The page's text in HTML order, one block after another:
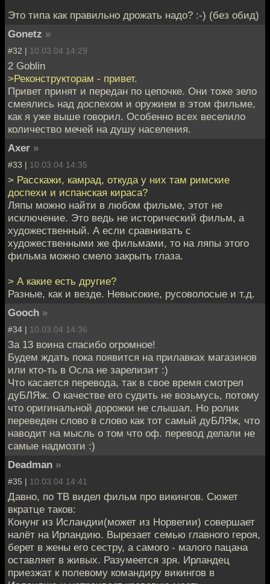
Это типа как правильно дрожать надо? :-) (без обид)
Gonetz »
#32 | 10.03.04 14:29
2 Goblin
>Реконструкторам - привет.
Привет принят и передан по цепочке. Они тоже зело
смеялись над доспехом и оружием в этом фильме,
как я уже выше говорил. Особенно всех веселило
количество мечей на душу населения.
Axer »
#33 | 10.03.04 14:35
> Расскажи, камрад, откуда у них там римские
доспехи и испанская кираса?
Ляпы можно найти в любом фильме, этот не
исключение. Это ведь не исторический фильм, а
художественный. А если сравнивать с
художественными же фильмами, то на ляпы этого
фильма можно смело закрыть глаза.
> А какие есть другие?
Разные, как и везде. Невысокие, русоволосые и т.д.
Gooch »
#34 | 10.03.04 14:36
За 13 воина спасибо огромное!
Будем ждать пока появится на прилавках магазинов
или кто-ть в Осла не зарелизит :)
Что касается перевода, так в свое время смотрел
дуБЛЯж. О качестве его судить не возьмусь, потому
что оригинальной дорожки не слышал. Но ролик
переведен слово в слово как тот самый дуБЛЯж, что
наводит на мысль о том что оф. перевод делали не
самые надмозги :)
Deadman »
#35 | 10.03.04 14:41
Давно, по ТВ видел фильм про викингов. Сюжет
вкратце таков:
Конунг из Исландии(может из Норвегии) совершает
налёт на Ирландию. Вырезает семью главного героя,
берет в жены его сестру, а самого - малого пацана
оставляет в живых. Разумеется зря. Ирландец
приезжат к полевому командиру викингов в